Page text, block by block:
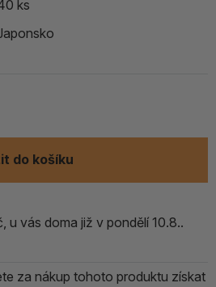
ks
Vložit do košíku
u vás doma již v pondělí 10.8..
za nákup tohoto produktu získat